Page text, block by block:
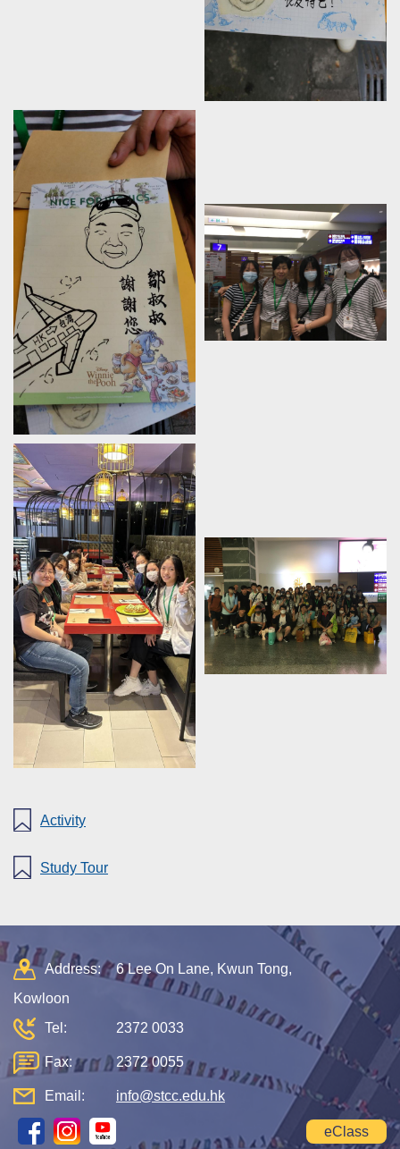
Activity
Study Tour
Address:
6 Lee On Lane, Kwun Tong,
Kowloon
Tel:
2372 0033
Fax: 2372 0055
Email: info@stcc.edu.hk
eClass